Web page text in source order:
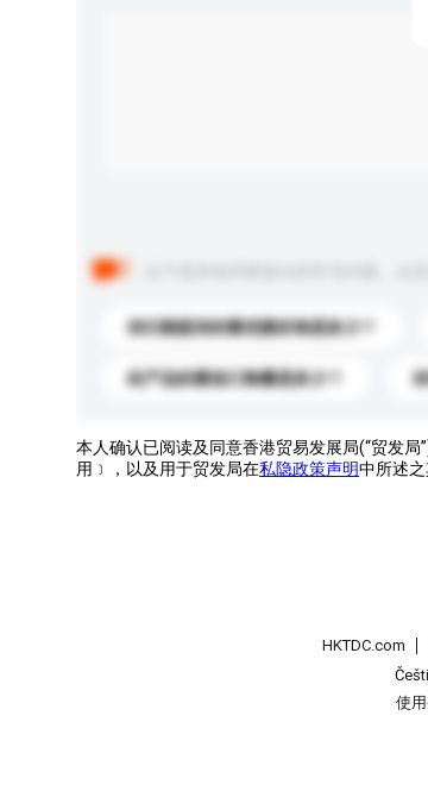
你们能提供的最优惠价格是多少？
此产品的最低订购量是多少？
本人确认已阅读及同意香港贸易发展局(“贸发局
用﹞，以及用于贸发局在私隐政策声明中所述
HKTDC.com
使